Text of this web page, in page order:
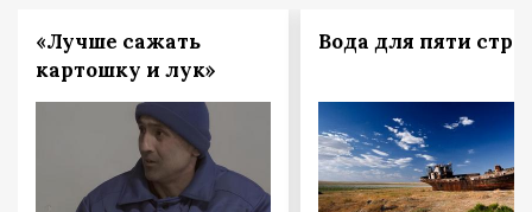
«Лучше сажать
картошку и лук»
Вода для пяти